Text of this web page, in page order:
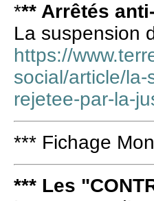
*** Arrêtés
La suspension
https://
social/article/
rejetee-par-la-
*** Fichage
*** Les